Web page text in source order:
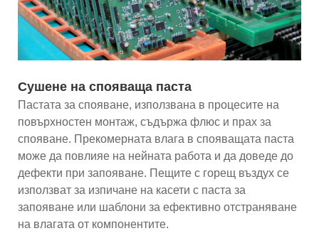
Сушене на спояваща паста
Пастата за спояване, използвана в процесите на
повърхностен монтаж, съдържа флюс и прах за
спояване. Прекомерната влага в спояващата паста
може да повлияе на нейната работа и да доведе до
дефекти при запояване. Пещите с горещ въздух се
използват за изпичане на касети с паста за
запояване или шаблони за ефективно отстраняване
на влагата от компонентите.